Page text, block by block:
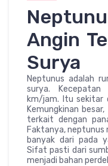
Angin
Surya
Neptunus adalah
surya. Kecepatan
km/jam. Itu sekitar
Kemungkinan
terkait dengan
Faktanya, neptunus
banyak dari pada
Sifat pasti dari
menjadi bahan